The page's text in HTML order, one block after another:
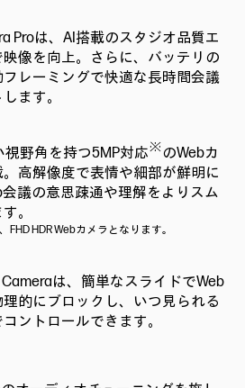
Proは、AI搭載のスタジオ品質エ
映像を向上。さらに、バッテリの
レーミングで快適な長時間会議
ます。
視野角を持つ5MP対応※のWebカ
。高解像度で表情や細部が鮮明に
会議の意思疎通や理解をよりスム
。
HDR Webカメラとなります。
Cameraは、簡単なスライドでWeb
理的にブロックし、いつ見られる
ントロールできます。